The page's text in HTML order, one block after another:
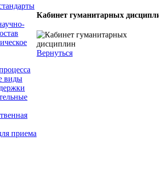
виды
приема
Кабинет гуманитарных
Вернуться